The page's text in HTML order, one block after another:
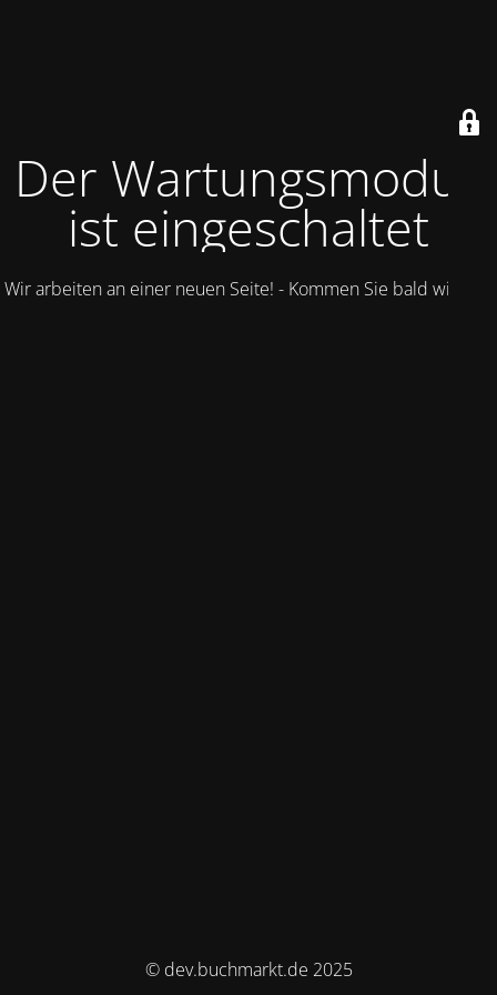
Der Wartungsmodus
ist eingeschaltet
Wir arbeiten an einer neuen Seite! - Kommen Sie bald wieder.
© dev.buchmarkt.de 2025